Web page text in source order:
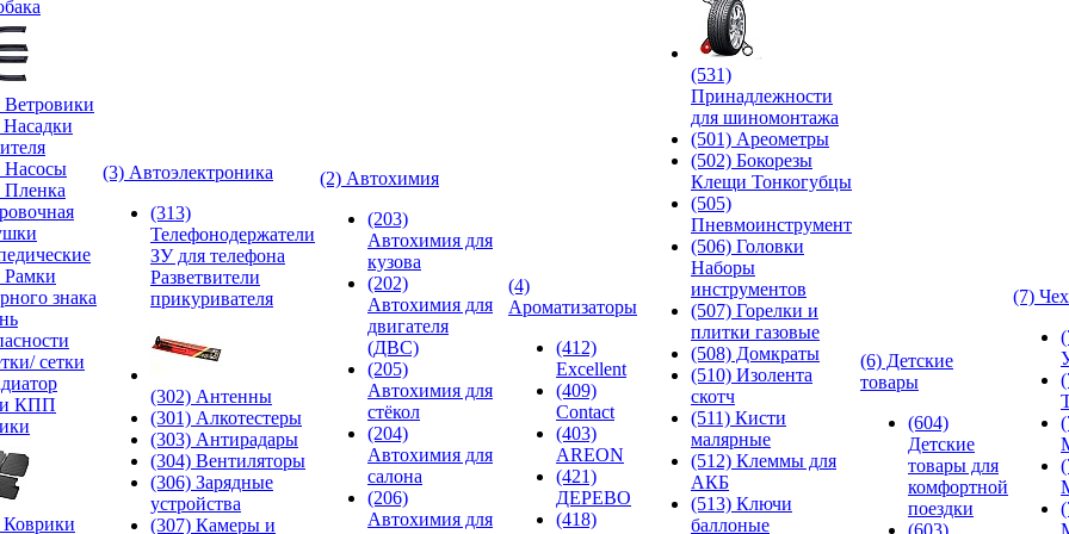
Ветровики
Насадки
Насосы
Пленка
Рамки
знака
сетки
КПП
Коврики
(3) Автоэлектроника
(313)
Телефонодержатели
ЗУ для телефона
Разветвители
прикуривателя
(302) Антенны
(301) Алкотестеры
(303) Антирадары
(304) Вентиляторы
(306) Зарядные
устройства
(307) Камеры и
(2) Автохимия
(203)
Автохимия для
кузова
(202)
Автохимия для
двигателя
(ДВС)
(205)
Автохимия для
стёкол
(204)
Автохимия для
салона
(206)
Автохимия для
(4)
Ароматизаторы
(412)
Excellent
(409)
Contact
(403)
AREON
(421)
ДЕРЕВО
(418)
(531)
Принадлежности
для шиномонтажа
(501) Ареометры
(502) Бокорезы
Клещи Тонкогубцы
(505)
Пневмоинструмент
(506) Головки
Наборы
инструментов
(507) Горелки и
плитки газовые
(508) Домкраты
(510) Изолента
скотч
(511) Кисти
малярные
(512) Клеммы для
АКБ
(513) Ключи
баллоные
(6) Детские
товары
(604)
Детские
товары для
комфортной
поездки
(603)
(7)